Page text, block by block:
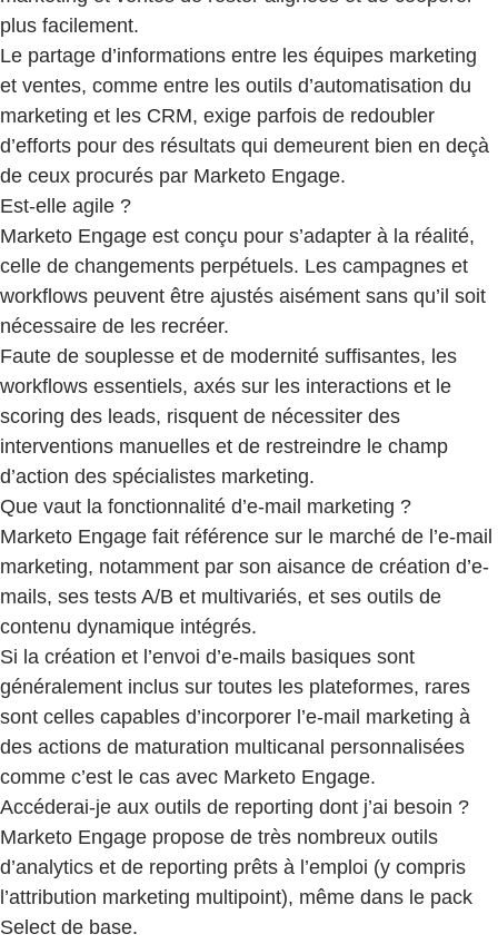
plus facilement.
Le partage d’informations entre les équipes marketing
et ventes, comme entre les outils d’automatisation du
marketing et les CRM, exige parfois de redoubler
d’efforts pour des résultats qui demeurent bien en deçà
de ceux procurés par Marketo Engage.
Est-elle agile ?
Marketo Engage est conçu pour s’adapter à la réalité,
celle de changements perpétuels. Les campagnes et
workflows peuvent être ajustés aisément sans qu’il soit
nécessaire de les recréer.
Faute de souplesse et de modernité suffisantes, les
workflows essentiels, axés sur les interactions et le
scoring des leads, risquent de nécessiter des
interventions manuelles et de restreindre le champ
d’action des spécialistes marketing.
Que vaut la fonctionnalité d’e-mail marketing ?
Marketo Engage fait référence sur le marché de l’e-mail
marketing, notamment par son aisance de création d’e-
mails, ses tests A/B et multivariés, et ses outils de
contenu dynamique intégrés.
Si la création et l’envoi d’e-mails basiques sont
généralement inclus sur toutes les plateformes, rares
sont celles capables d’incorporer l’e-mail marketing à
des actions de maturation multicanal personnalisées
comme c’est le cas avec Marketo Engage.
Accéderai-je aux outils de reporting dont j’ai besoin ?
Marketo Engage propose de très nombreux outils
d’analytics et de reporting prêts à l’emploi (y compris
l’attribution marketing multipoint), même dans le pack
Select de base.